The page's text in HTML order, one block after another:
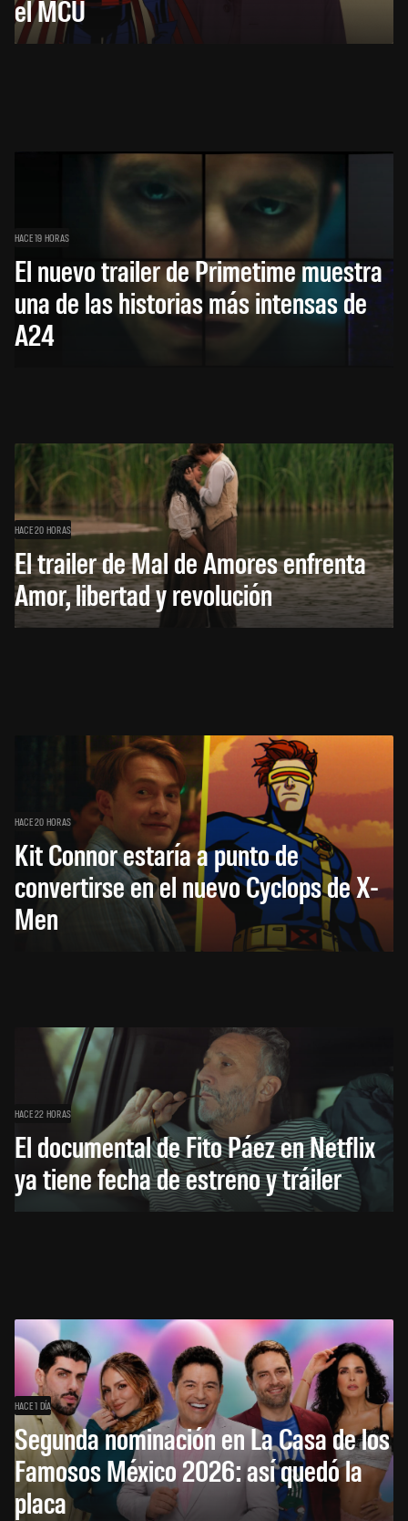
el MCU
HACE 19 HORAS
El nuevo trailer de Primetime muestra
una de las historias más intensas de
A24
HACE 20 HORAS
El trailer de Mal de Amores enfrenta
Amor, libertad y revolución
HACE 20 HORAS
Kit Connor estaría a punto de
convertirse en el nuevo Cyclops de X-
Men
HACE 22 HORAS
El documental de Fito Páez en Netflix
ya tiene fecha de estreno y tráiler
HACE 1 DÍA
Segunda nominación en La Casa de los
Famosos México 2026: así quedó la
placa